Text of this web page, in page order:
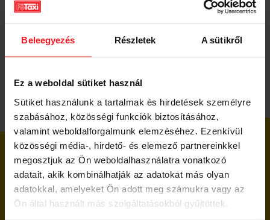
Beleegyezés Részletek A sütikről
Ez a weboldal sütiket használ
Sütiket használunk a tartalmak és hirdetések személyre
szabásához, közösségi funkciók biztosításához,
valamint weboldalforgalmunk elemzéséhez. Ezenkívül
közösségi média-, hirdető- és elemező partnereinkkel
megosztjuk az Ön weboldalhasználatra vonatkozó
adatait, akik kombinálhatják az adatokat más olyan
adatokkal, amelyeket Ön adott meg számukra vagy az
Ön által használt más szolgáltatásokból gyűjtöttek.
kedves ügyfeleinket, hogy fogyasztói jogvita
fordulhat.
TOVÁBBI INFORMÁCIÓ
UTASOKNAK
CÉGEKNEK